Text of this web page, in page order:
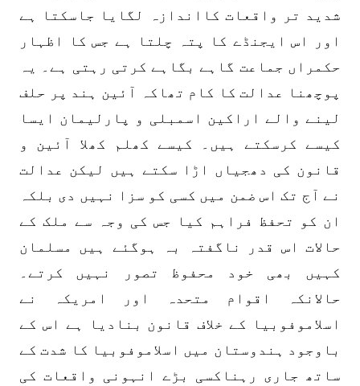
شدید تر واقعات کااندازہ لگایا جاسکتا ہے
اور اس ایجنڈے کا پتہ چلتا ہے جس کا اظہار
حکمراں جماعت گاہے بگاہے کرتی رہتی ہے۔ یہ
پوچھنا عدالت کا کام تھاکہ آئین ہند پر حلف
لینے والے اراکین اسمبلی و پارلیمان ایسا
کیسے کرسکتے ہیں۔ کیسے کھلم کھلا آئین و
قانون کی دھجیاں اڑا سکتے ہیں لیکن عدالت
نے آج تک اس ضمن میں کسی کو سزا نہیں دی بلکہ
ان کو تحفظ فراہم کیا جس کی وجہ سے ملک کے
حالات اس قدر ناگفتہ بہ ہوگئے ہیں مسلمان
کہیں بھی خود محفوظ تصور نہیں کرتے۔
حالانکہ اقوام متحدہ اور امریکہ نے
اسلاموفوبیا کے خلاف قانون بنادیا ہے اس کے
باوجود ہندوستان میں اسلاموفوبیا کا شدت کے
ساتھ جاری رہناکسی بڑے انہونی واقعات کی